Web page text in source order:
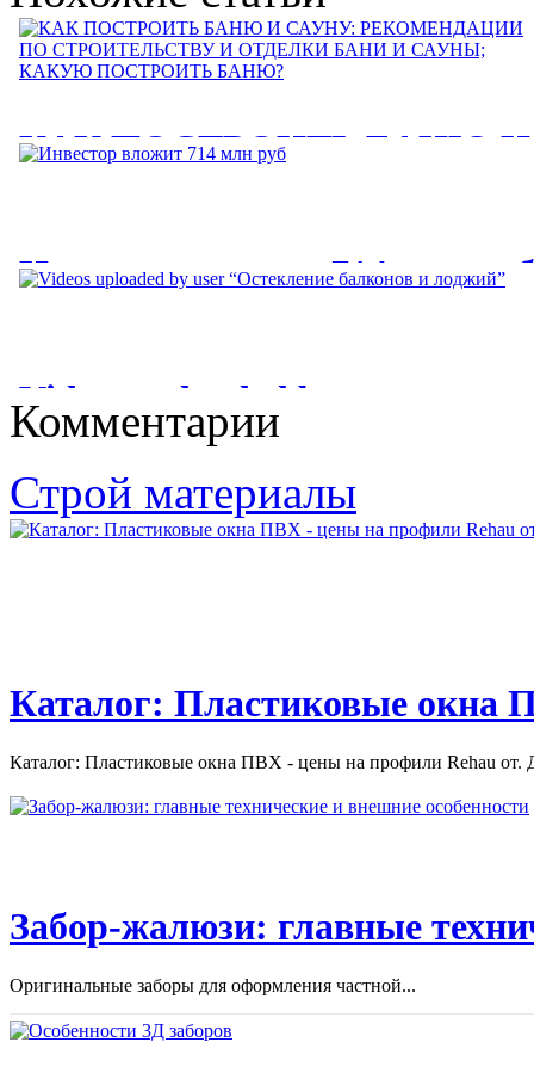
КАК ПОСТРОИТЬ БАНЮ И
ОТДЕЛКИ БАНИ И САУНЫ;
КАК ПОСТРОИТЬ БАНЮ И САУНУ: РЕКОМЕНДАЦИИ
ПО СТРОИТЕЛЬСТВУ И ОТДЕЛКИ БАНИ И САУНЫ;...
Инвестор вложит 714 млн руб
Videos uploaded by user
“Остекление балконов и
лоджий”
Videos uploaded by user “Остекление балконов и лоджий. Цены
Комментарии
Строй материалы
Каталог: Пластиковые окна
Каталог: Пластиковые окна ПВХ - цены на профили Rehau от.
Забор-жалюзи: главные
Оригинальные заборы для оформления частной...